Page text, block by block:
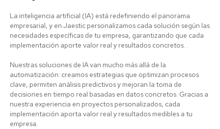
La inteligencia artificial (IA) está redefiniendo el panorama
empresarial, y en Jaestic personalizamos cada solución según las
necesidades específicas de tu empresa, garantizando que cada
implementación aporte valor real y resultados concretos. .
Nuestras soluciones de IA van mucho más allá de la
automatización: creamos estrategias que optimizan procesos
clave, permiten análisis predictivos y mejoran la toma de
decisiones en tiempo real basadas en datos concretos. Gracias a
nuestra experiencia en proyectos personalizados, cada
implementación aporta valor real y resultados medibles a tu
empresa.